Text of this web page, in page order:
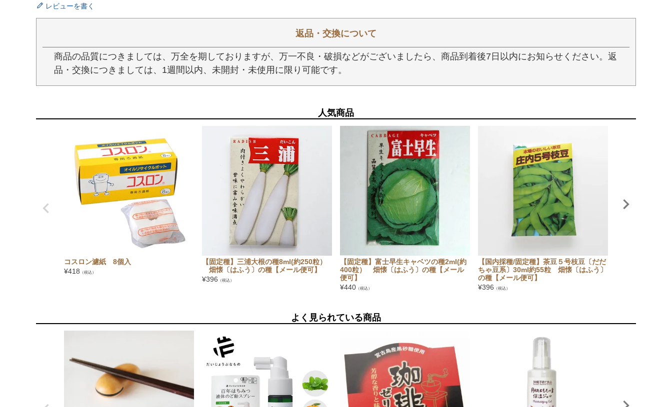
レビューを書く
返品・交換について
商品の品質につきましては、万全を期しておりますが、万一不良・破損などがございましたら、商品到着後7日以内にお知らせください。返
品・交換につきましては、1週間以内、未開封・未使用に限り可能です。
人気商品
コスロン濾紙 8個入
¥418 （税込）
【固定種】三浦大根の種8ml(約250粒）
畑懐〔はふう〕の種【メール便可】
¥396 （税込）
【固定種】富士早生キャベツの種2ml(約
400粒） 畑懐〔はふう〕の種【メール
便可】
¥440 （税込）
【国内採種/固定種】茶豆５号枝豆〔だだ
ちゃ豆系〕30ml約55粒 畑懐〔はふう〕
の種【メール便可】
¥396 （税込）
よく見られている商品